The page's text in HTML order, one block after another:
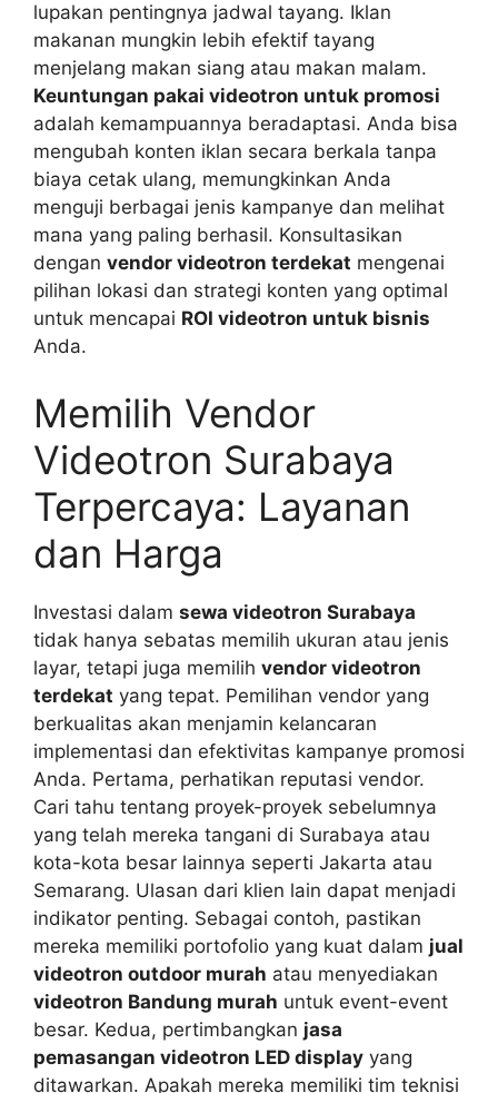
lupakan pentingnya jadwal tayang. Iklan
makanan mungkin lebih efektif tayang
menjelang makan siang atau makan malam.
Keuntungan pakai videotron untuk promosi
adalah kemampuannya beradaptasi. Anda bisa
mengubah konten iklan secara berkala tanpa
biaya cetak ulang, memungkinkan Anda
menguji berbagai jenis kampanye dan melihat
mana yang paling berhasil. Konsultasikan
dengan vendor videotron terdekat mengenai
pilihan lokasi dan strategi konten yang optimal
untuk mencapai ROI videotron untuk bisnis
Anda.
Memilih Vendor
Videotron Surabaya
Terpercaya: Layanan
dan Harga
Investasi dalam sewa videotron Surabaya
tidak hanya sebatas memilih ukuran atau jenis
layar, tetapi juga memilih vendor videotron
terdekat yang tepat. Pemilihan vendor yang
berkualitas akan menjamin kelancaran
implementasi dan efektivitas kampanye promosi
Anda. Pertama, perhatikan reputasi vendor.
Cari tahu tentang proyek-proyek sebelumnya
yang telah mereka tangani di Surabaya atau
kota-kota besar lainnya seperti Jakarta atau
Semarang. Ulasan dari klien lain dapat menjadi
indikator penting. Sebagai contoh, pastikan
mereka memiliki portofolio yang kuat dalam jual
videotron outdoor murah atau menyediakan
videotron Bandung murah untuk event-event
besar. Kedua, pertimbangkan jasa
pemasangan videotron LED display yang
ditawarkan. Apakah mereka memiliki tim teknisi